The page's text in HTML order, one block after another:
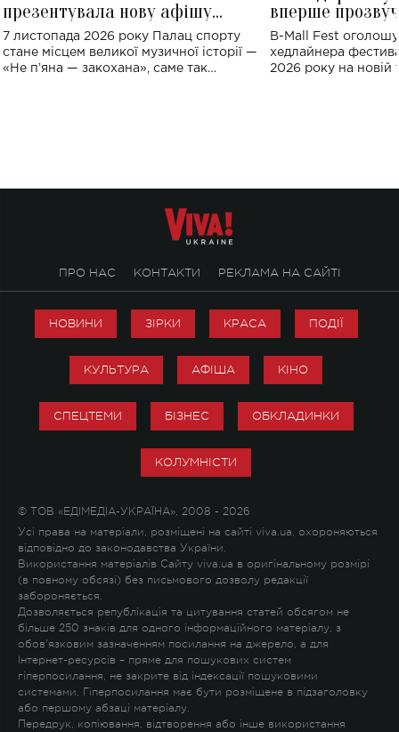
презентувала нову афішу
великого концерту в Палаці
спорту
7 листопада 2026 року Палац спорту
стане місцем великої музичної історії —
«Не пʼяна — закохана», саме так
вперше
Україні: де
B-Mall Fest
хедлайнера
2026 року на новій
ПРО НАС КОНТАКТИ РЕКЛАМА НА САЙТІ
НОВИНИ ЗІРКИ КРАСА ПОДІЇ
КУЛЬТУРА АФІША КІНО
СПЕЦТЕМИ БІЗНЕС ОБКЛАДИНКИ
КОЛУМНІСТИ
© ТОВ «ЕДІМЕДІА-УКРАЇНА», 2008 - 2026
Усі права на матеріали, розміщені на сайті viva.ua, охороняються
відповідно до законодавства України.
Використання матеріалів Сайту viva.ua в оригінальному розмірі
(в повному обсязі) без письмового дозволу редакції
забороняється.
Дозволяється републікація та цитування статей обсягом не
більше 250 знаків для одного інформаційного матеріалу, з
обов'язковим зазначенням посилання на джерело, а для
Інтернет-ресурсів – пряме для пошукових систем
гіперпосилання, не закрите від індексації пошуковими
системами. Гіперпосилання має бути розміщене в підзаголовку
або першому абзаці матеріалу.
Передрук, копіювання, відтворення або інше використання